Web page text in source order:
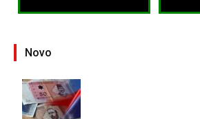
Novo